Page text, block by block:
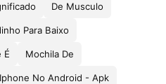
De Musculo
Para Baixo
É Mochila De
No Android - Apk